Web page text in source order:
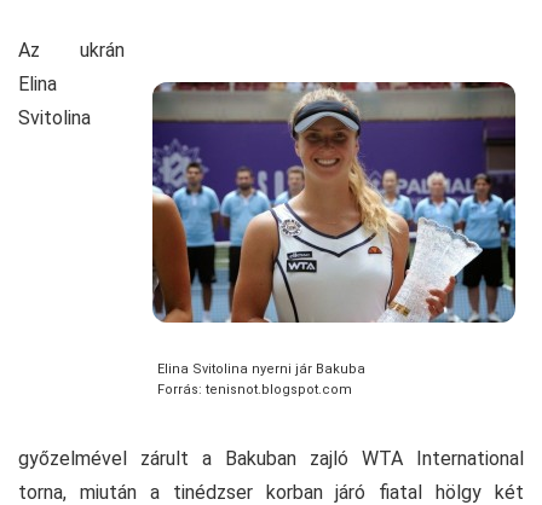
Elina Svitolina nyerni jár Bakuba
Forrás: tenisnot.blogspot.com
Az ukrán
Elina
Svitolina
győzelmével zárult a Bakuban zajló WTA International
torna, miután a tinédzser korban járó fiatal hölgy két